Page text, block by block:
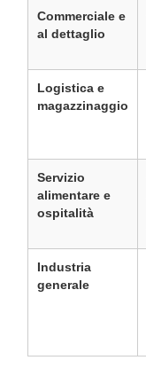
Commerciale e
al dettaglio
Logistica e
magazzinaggio
Servizio
alimentare e
ospitalità
Industria
generale